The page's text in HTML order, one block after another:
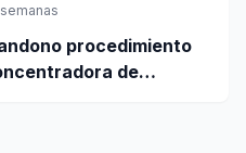
procedimiento
de